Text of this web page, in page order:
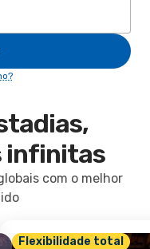
infinitas
com o melhor
Flexibilidade total